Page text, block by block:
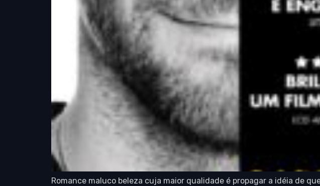
Romance maluco beleza cuja maior qualidade é propagar a idéia de